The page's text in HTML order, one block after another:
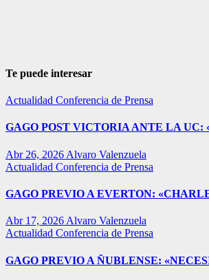
Te puede interesar
Actualidad Conferencia de Prensa
GAGO POST VICTORIA ANTE LA
Abr 26, 2026 Alvaro Valenzuela
Actualidad Conferencia de Prensa
GAGO PREVIO A EVERTON:
Abr 17, 2026 Alvaro Valenzuela
Actualidad Conferencia de Prensa
GAGO PREVIO A ÑUBLENSE: